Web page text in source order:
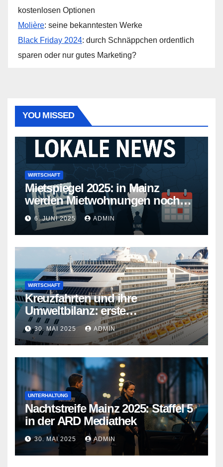
kostenlosen Optionen
Molière: seine bekanntesten Werke
Black Friday 2024: durch Schnäppchen ordentlich
sparen oder nur gutes Marketing?
YOU MISSED
WIRTSCHAFT
Mietspiegel 2025: in Mainz
werden Mietwohnungen noch
teurer
6. JUNI 2025 ADMIN
WIRTSCHAFT
Kreuzfahrten und ihre
Umweltbilanz: erste
Kreuzfahrtschiffe gehen neue
Wege
30. MAI 2025 ADMIN
UNTERHALTUNG
Nachtstreife Mainz 2025: Staffel 5
in der ARD Mediathek
30. MAI 2025 ADMIN